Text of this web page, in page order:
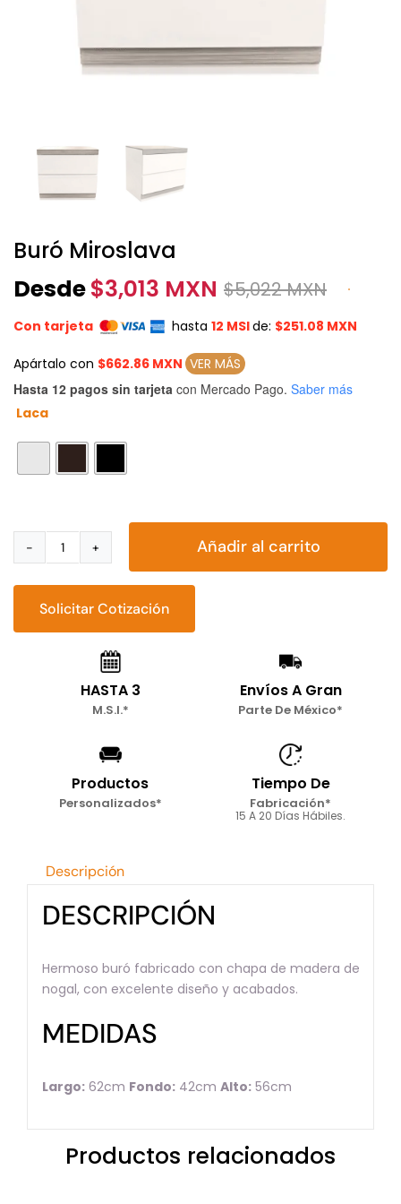
Buró Miroslava
Desde$3,013 MXN $5,022 MXN
Con tarjeta hasta 12 MSIde: $251.08 MXN
Apártalo con $662.86 MXN VER MÁS
Hasta 12 pagos sin tarjeta con Mercado Pago. Saber más
Laca
Buró
Miroslava
cantidad
Añadir al carrito
Solicitar Cotización
HASTA 3
M.S.I.*
Envíos A Gran
Parte De México*
Productos
Personalizados*
Tiempo De
Fabricación*
15 A 20 Días Hábiles.
Descripción
DESCRIPCIÓN
Hermoso buró fabricado con chapa de madera de
nogal, con excelente diseño y acabados.
MEDIDAS
Largo:62cm Fondo:42cm Alto:56cm
Productos relacionados